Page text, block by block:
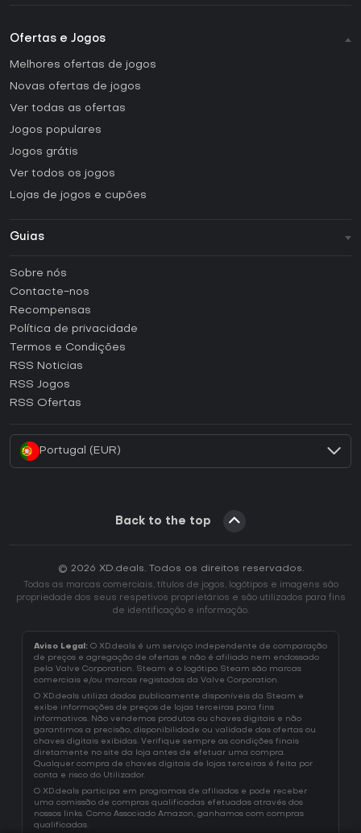
Ofertas e Jogos
Melhores ofertas de jogos
Novas ofertas de jogos
Ver todas as ofertas
Jogos populares
Jogos grátis
Ver todos os jogos
Lojas de jogos e cupões
Guias
Como ativar uma CD Key Steam?
Como ativar uma CD Key Epic Games?
Como ativar uma CD Key GOG?
Como ativar uma CD Key Ubisoft Connect?
Sobre nós
Contacte-nos
Recompensas
Política de privacidade
Termos e Condições
RSS Noticias
RSS Jogos
RSS Ofertas
Portugal (EUR)
Back to the top
© 2026 XD.deals. Todos os direitos reservados.
Todas as marcas comerciais, títulos de jogos, logótipos e imagens são
propriedade dos seus respetivos proprietários e são utilizados para fins
de identificação e informação.
Aviso Legal: O XD.deals é um serviço independente de comparação
de preços e agregação de ofertas e não é afiliado nem endossado
pela Valve Corporation. Steam e o logótipo Steam são marcas
comerciais e/ou marcas registadas da Valve Corporation.
O XD.deals utiliza dados publicamente disponíveis da Steam e
exibe informações de preços de lojas terceiras para fins
informativos. Não vendemos produtos ou chaves digitais e não
garantimos a precisão, disponibilidade ou validade das ofertas ou
chaves digitais exibidas. Verifique sempre as condições finais
diretamente no site da loja antes de efetuar uma compra.
Qualquer compra de chaves digitais de lojas terceiras é feita por
conta e risco do Utilizador.
O XD.deals participa em programas de afiliados e pode receber
uma comissão de compras qualificadas efetuadas através dos
nossos links. Como Associado Amazon, ganhamos com compras
qualificadas.